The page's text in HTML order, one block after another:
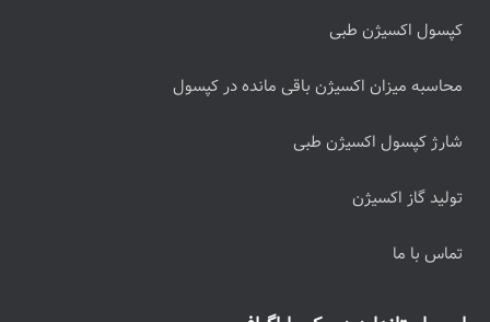
کپسول اکسیژن طبی
محاسبه میزان اکسیژن باقی مانده در کپسول
شارژ کپسول اکسیژن طبی
تولید گاز اکسیژن
تماس با ما